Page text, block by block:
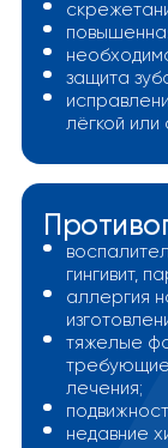
защита
лёгкой или
гингивит,
аллергия
тяжелые
требующие
лечения;
недавние